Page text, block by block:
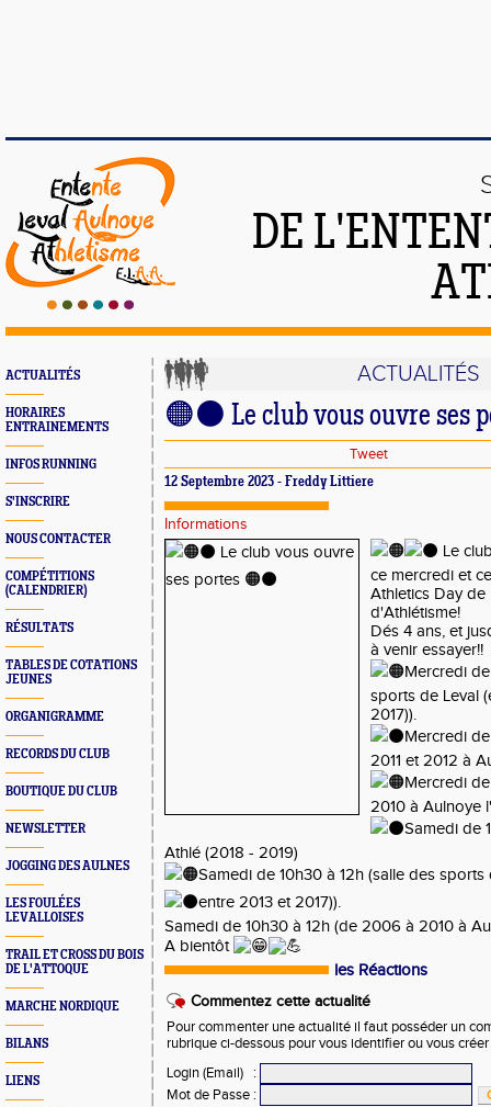
DE
ACTUALITÉS
HORAIRES
ENTRAINEMENTS
INFOS RUNNING
S'INSCRIRE
NOUS CONTACTER
COMPÉTITIONS
(CALENDRIER)
RÉSULTATS
TABLES DE COTATIONS
JEUNES
ORGANIGRAMME
RECORDS DU CLUB
BOUTIQUE DU CLUB
NEWSLETTER
JOGGING DES AULNES
LES FOULÉES
LEVALLOISES
TRAIL ET CROSS DU BOIS
DE L'ATTOQUE
MARCHE NORDIQUE
BILANS
LIENS
ACTUALITÉS
🟠⚫️ Le club vous ouvre ses
Tweet
12 Septembre 2023 - Freddy Littiere
Informations
Le
ce mercredi et
Athletics Day de
d'Athlétisme!
Dés 4 ans, et
à venir essayer!!
Mercredi
sports de Leval
2017)).
Mercredi
2011 et 2012 à
Mercredi
2010 à Aulnoye
Samedi de
Athlé (2018 - 2019)
Samedi de 10h30 à 12h (salle des sports
entre 2013 et 2017)).
Samedi de 10h30 à 12h (de 2006 à 2010 à
A bientôt
les Réactions
Commentez cette actualité
Pour commenter une actualité il faut posséder un
rubrique ci-dessous pour vous identifier ou vous
Login (Email)
:
Mot de Passe :